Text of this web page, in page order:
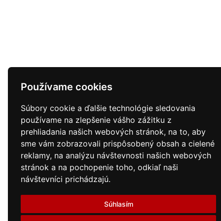
Používame cookies
Súbory cookie a ďalšie technológie sledovania
používame na zlepšenie vášho zážitku z
prehliadania našich webových stránok, na to, aby
sme vám zobrazovali prispôsobený obsah a cielené
reklamy, na analýzu návštevnosti našich webových
stránok a na pochopenie toho, odkiaľ naši
návštevníci prichádzajú.
Súhlasím